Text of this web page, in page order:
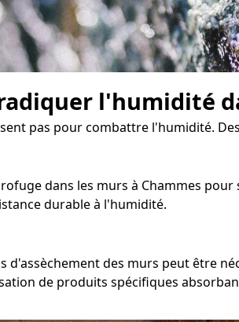
l'humidité
pas pour combattre l'humidité.
dans les murs à Chammes
durable à l'humidité.
des murs peut être
de produits spécifiques